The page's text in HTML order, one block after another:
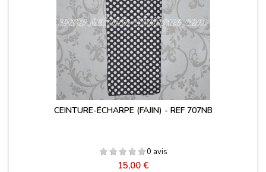
CEINTURE-ÉCHARPE (FAJIN) - REF 707NB
0 avis
Prix
15,00 €